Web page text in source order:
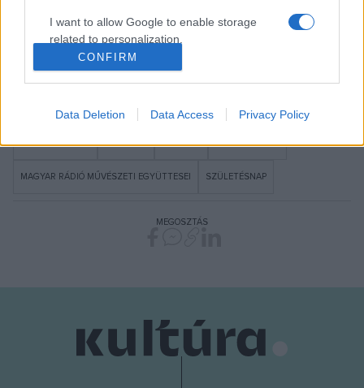
I want to allow Google to enable storage
related to personalization.
I want to allow Google to enable storage
functionality and fraud prevention, and other
user protection.
CONFIRM
Data Deletion Data Access Privacy Policy
Nyitókép: Vásáry Tamás a sajtótájékoztatón. Fotó: Balogh
Zoltán / MTI
ÉVADISMERTETŐ JUBILEUM KONCERT MAGYAR RÁDIÓ
MAGYAR RÁDIÓ MŰVÉSZETI EGYÜTTESEI SZÜLETÉSNAP
MEGOSZTÁS